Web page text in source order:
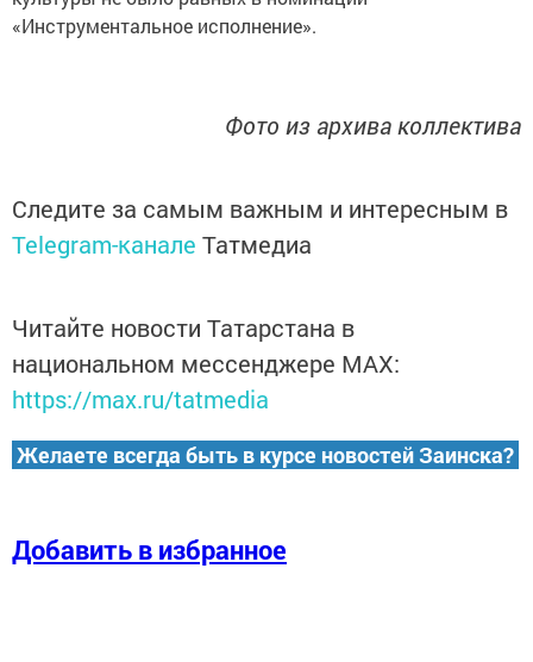
«Инструментальное исполнение».
Фото из архива коллектива
Следите за самым важным и интересным в
Telegram-канале Татмедиа
Читайте новости Татарстана в
национальном мессенджере MАХ:
https://max.ru/tatmedia
Желаете всегда быть в курсе новостей Заинска?
Добавить в избранное